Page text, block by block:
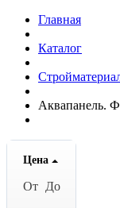
Главная
Каталог
Аквапанель.
Цена
От До